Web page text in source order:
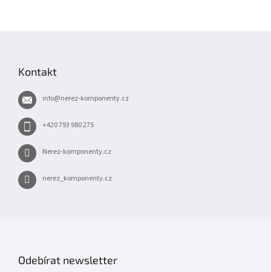
Kontakt
info@nerez-komponenty.cz
+420 793 980 275
Nerez-komponenty.cz
nerez_komponenty.cz
Odebírat newsletter